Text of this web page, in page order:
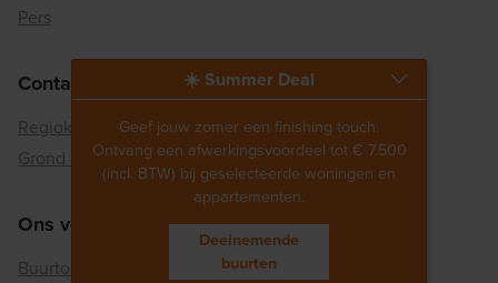
☀️ Summer Deal
Geef jouw zomer een finishing touch.
Ontvang een afwerkingsvoordeel tot € 7.500
(incl. BTW) bij geselecteerde woningen en
appartementen.
Deelnemende
buurten
Pers
Contact
Regiokantoren
Grond of pand aanbieden
Ons verhaal
Buurtontwikkelaar